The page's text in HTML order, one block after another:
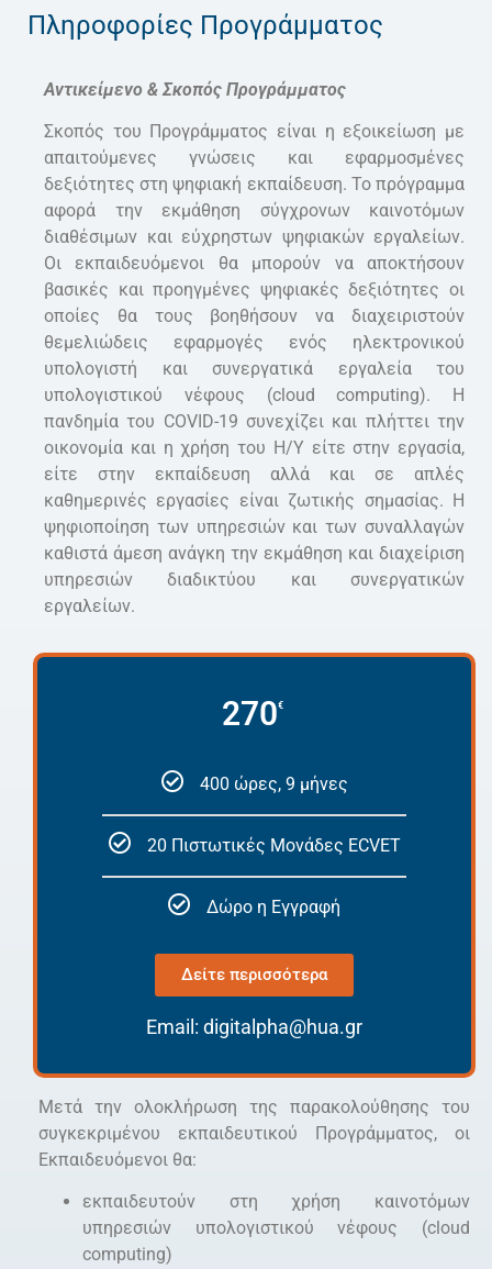
Πληροφορίες Προγράμματος
Αντικείμενο & Σκοπός Προγράμματος
Σκοπός του Προγράμματος είναι η εξοικείωση με
απαιτούμενες γνώσεις και εφαρμοσμένες
δεξιότητες στη ψηφιακή εκπαίδευση. Το πρόγραμμα
αφορά την εκμάθηση σύγχρονων καινοτόμων
διαθέσιμων και εύχρηστων ψηφιακών εργαλείων.
Οι εκπαιδευόμενοι θα μπορούν να αποκτήσουν
βασικές και προηγμένες ψηφιακές δεξιότητες οι
οποίες θα τους βοηθήσουν να διαχειριστούν
θεμελιώδεις εφαρμογές ενός ηλεκτρονικού
υπολογιστή και συνεργατικά εργαλεία του
υπολογιστικού νέφους (cloud computing). H
πανδημία του COVID-19 συνεχίζει και πλήττει την
οικονομία και η χρήση του Η/Υ είτε στην εργασία,
είτε στην εκπαίδευση αλλά και σε απλές
καθημερινές εργασίες είναι ζωτικής σημασίας. Η
ψηφιοποίηση των υπηρεσιών και των συναλλαγών
καθιστά άμεση ανάγκη την εκμάθηση και διαχείριση
υπηρεσιών διαδικτύου και συνεργατικών
εργαλείων.
270€
400 ώρες, 9 μήνες
20 Πιστωτικές Μονάδες ECVET
Δώρο η Εγγραφή
Δείτε περισσότερα
Email: digitalpha@hua.gr
Μετά την ολοκλήρωση της παρακολούθησης του
συγκεκριμένου εκπαιδευτικού Προγράμματος, οι
Εκπαιδευόμενοι θα:
εκπαιδευτούν στη χρήση καινοτόμων
υπηρεσιών υπολογιστικού νέφους (cloud
computing)